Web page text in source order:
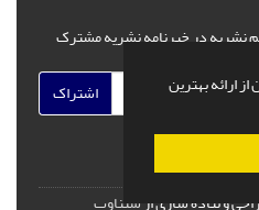
ارائه بهترین
نشریه در خبرنامه نشریه مشترک
اشتراک
و پیاده سازی ازسیناوب